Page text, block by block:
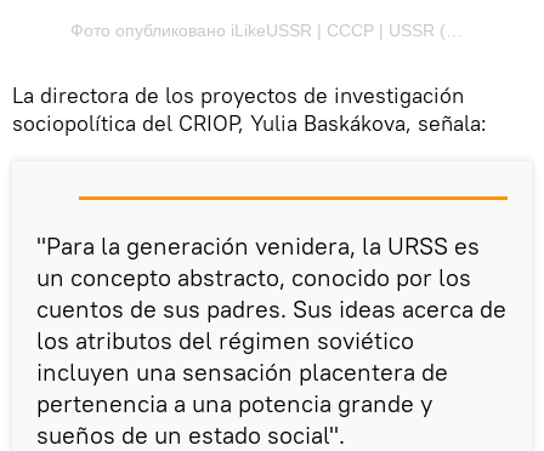
La directora de los proyectos de investigación
sociopolítica del CRIOP, Yulia Baskákova, señala:
"Para la generación venidera, la URSS es
un concepto abstracto, conocido por los
cuentos de sus padres. Sus ideas acerca de
los atributos del régimen soviético
incluyen una sensación placentera de
pertenencia a una potencia grande y
sueños de un estado social".